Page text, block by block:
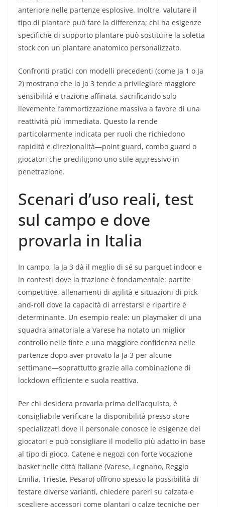
anteriore nelle partenze esplosive. Inoltre, valutare il
tipo di plantare può fare la differenza; chi ha esigenze
specifiche di supporto plantare può sostituire la soletta
stock con un plantare anatomico personalizzato.
Confronti pratici con modelli precedenti (come Ja 1 o Ja
2) mostrano che la Ja 3 tende a privilegiare maggiore
sensibilità e trazione affinata, sacrificando solo
lievemente l’ammortizzazione massiva a favore di una
reattività più immediata. Questo la rende
particolarmente indicata per ruoli che richiedono
rapidità e direzionalità—point guard, combo guard o
giocatori che prediligono uno stile aggressivo in
penetrazione.
Scenari d’uso reali, test
sul campo e dove
provarla in Italia
In campo, la Ja 3 dà il meglio di sé su parquet indoor e
in contesti dove la trazione è fondamentale: partite
competitive, allenamenti di agilità e situazioni di pick-
and-roll dove la capacità di arrestarsi e ripartire è
determinante. Un esempio reale: un playmaker di una
squadra amatoriale a Varese ha notato un miglior
controllo nelle finte e una maggiore confidenza nelle
partenze dopo aver provato la Ja 3 per alcune
settimane—soprattutto grazie alla combinazione di
lockdown efficiente e suola reattiva.
Per chi desidera provarla prima dell’acquisto, è
consigliabile verificare la disponibilità presso store
specializzati dove il personale conosce le esigenze dei
giocatori e può consigliare il modello più adatto in base
al tipo di gioco. Catene e negozi con forte vocazione
basket nelle città italiane (Varese, Legnano, Reggio
Emilia, Trieste, Pesaro) offrono spesso la possibilità di
testare diverse varianti, chiedere pareri su calzata e
scegliere accessori come plantari o calze tecniche per